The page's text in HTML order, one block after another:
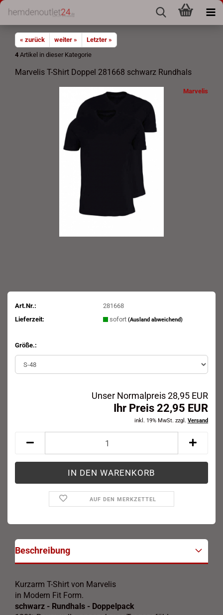
« zurück weiter »
Letzter »
4 Artikel in dieser Kategorie
Marvelis T-Shirt Doppel 281668 schwarz Rundhals
Marvelis
Art.Nr.:
281668
Lieferzeit:
sofort (Ausland abweichend)
Größe.:
Unser Normalpreis 28,95 EUR
Ihr Preis 22,95 EUR
inkl. 19% MwSt. zzgl. Versand
AUF DEN MERKZETTEL
Beschreibung
Kurzarm T-Shirt von Marvelis
in Modern Fit Form.
schwarz - Rundhals - Doppelpack